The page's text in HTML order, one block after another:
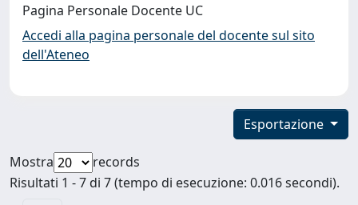
Pagina Personale Docente UC
Accedi alla pagina personale del docente sul sito
dell'Ateneo
Esportazione
Mostra
records
Risultati 1 - 7 di 7 (tempo di esecuzione: 0.016 secondi).